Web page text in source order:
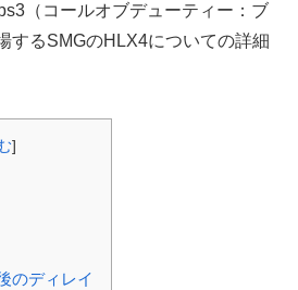
（コールオブデューティー：ブ
するSMGのHLX4についての詳細
]
のディレイ